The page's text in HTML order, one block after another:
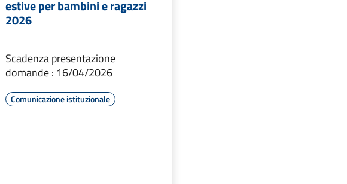
estive per bambini e ragazzi
2026
Scadenza presentazione
domande : 16/04/2026
Comunicazione istituzionale